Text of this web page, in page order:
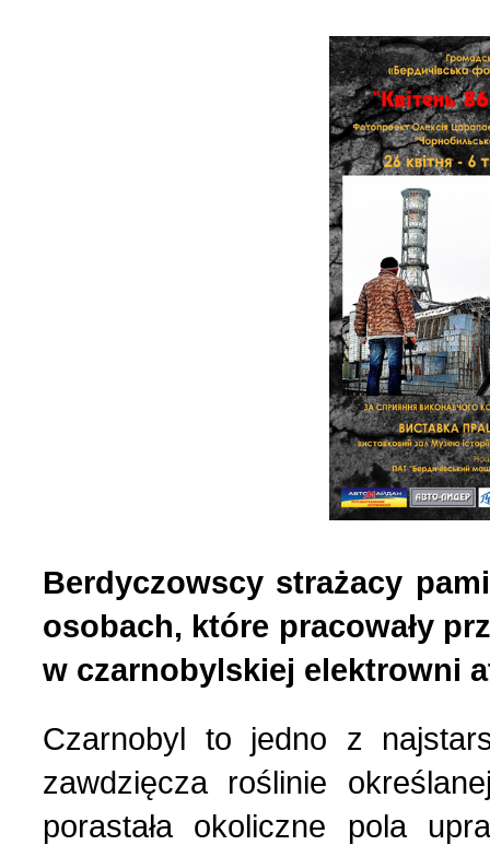
Berdyczowscy strażacy
osobach, które pracowały
w czarnobylskiej elektrowni
Czarnobyl to jedno z
zawdzięcza roślinie
porastała okoliczne pola